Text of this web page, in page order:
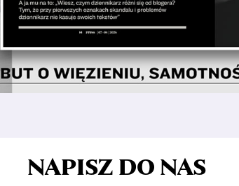
NAPISZ DO NAS